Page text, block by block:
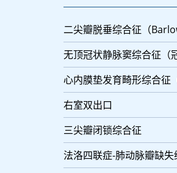
二尖瓣脱垂综合征（
无顶冠状静脉窦综合征（
心内膜垫发育畸形综合征
右室双出口
三尖瓣闭锁综合征
法洛四联症-肺动脉瓣缺失